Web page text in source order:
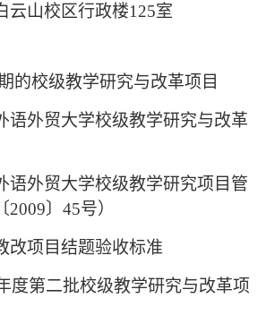
云山校区行政楼125室
的校级教学研究与改革项目
语外贸大学校级教学研究与改革
语外贸大学校级教学研究项目管
2009〕 45号）
改项目结题验收标准
度第二批校级教学研究与改革项